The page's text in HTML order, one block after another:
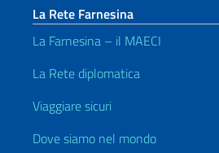
La Rete Farnesina
La Farnesina – il MAECI
La Rete diplomatica
Viaggiare sicuri
Dove siamo nel mondo